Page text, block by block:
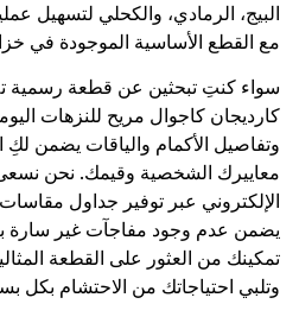
البيج، الرمادي، والكحلي لتسهيل
مع القطع الأساسية الموجودة في
سواء كنتِ تبحثين عن قطعة رسمية
كارديجان كاجوال مريح للنزهات
وتفاصيل الأكمام والياقات يضمن لكِ
معاييرك الشخصية وقيمك. نحن
الإلكتروني عبر توفير جداول
يضمن عدم وجود مفاجآت غير سارة
تمكينك من العثور على القطعة
وتلبي احتياجاتك من الاحتشام بكل